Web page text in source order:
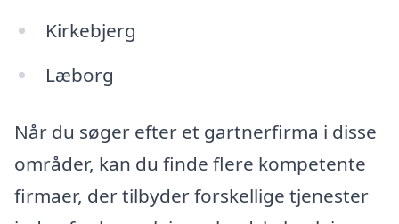
Kirkebjerg
Læborg
Når du søger efter et gartnerfirma i disse
områder, kan du finde flere kompetente
firmaer, der tilbyder forskellige tjenester